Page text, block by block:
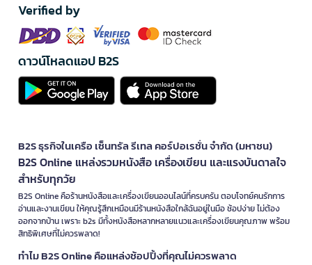
Verified by
ดาวน์โหลดแอป B2S
B2S ธุรกิจในเครือ เซ็นทรัล รีเทล คอร์ปอเรชั่น จำกัด (มหาชน)
B2S Online แหล่งรวมหนังสือ เครื่องเขียน และแรงบันดาลใจ
สำหรับทุกวัย
B2S Online คือร้านหนังสือและเครื่องเขียนออนไลน์ที่ครบครัน ตอบโจทย์คนรักการ
อ่านและงานเขียน ให้คุณรู้สึกเหมือนมีร้านหนังสือใกล้ฉันอยู่ในมือ ช้อปง่าย ไม่ต้อง
ออกจากบ้าน เพราะ b2s มีทั้งหนังสือหลากหลายแนวและเครื่องเขียนคุณภาพ พร้อม
สิทธิพิเศษที่ไม่ควรพลาด!
ทำไม B2S Online คือแหล่งช้อปปิ้งที่คุณไม่ควรพลาด